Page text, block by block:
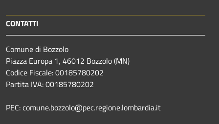
CONTATTI
Comune di Bozzolo
Piazza Europa 1, 46012 Bozzolo (MN)
Codice Fiscale: 00185780202
Partita IVA: 00185780202
PEC: comune.bozzolo@pec.regione.lombardia.it